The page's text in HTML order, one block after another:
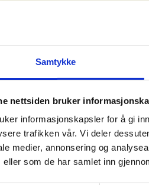
Samtykke
nettsiden bruker
informasjonskapsler for å gi
trafikken vår. Vi deler
medier, annonsering og
eller som de har samlet inn
undersøkelsen at mange
i praksis, særlig regler om
– Det er positivt at mange
ta hensyn i naturen.
til allemannsretten som
friluftsliv og at de forstår
Lier, generalsekretær i